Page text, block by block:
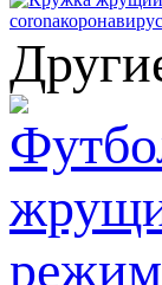
coronaкоронавирус